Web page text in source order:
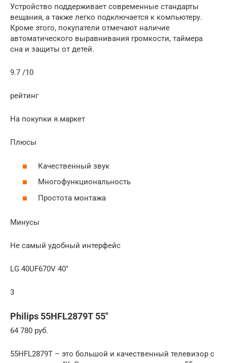
Устройство поддерживает современные стандарты
вещания, а также легко подключается к компьютеру.
Кроме этого, покупатели отмечают наличие
автоматического выравнивания громкости, таймера
сна и защиты от детей.
9.7 /10
рейтинг
На покупки я.маркет
Плюсы
Качественный звук
Многофункциональность
Простота монтажа
Минусы
Не самый удобный интерфейс
LG 40UF670V 40″
3
Philips 55HFL2879T 55″
64 780 руб.
55HFL2879T – это большой и качественный телевизор с